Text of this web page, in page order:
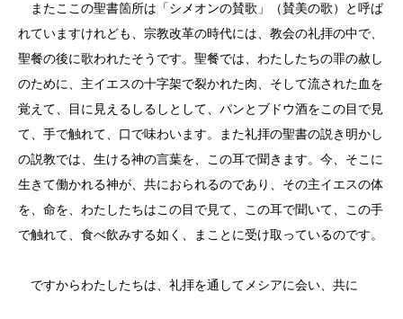
またここの聖書箇所は「シメオンの賛歌」（賛美の歌）と呼ば
れていますけれども、宗教改革の時代には、教会の礼拝の中で、
聖餐の後に歌われたそうです。聖餐では、わたしたちの罪の赦し
のために、主イエスの十字架で裂かれた肉、そして流された血を
覚えて、目に見えるしるしとして、パンとブドウ酒をこの目で見
て、手で触れて、口で味わいます。また礼拝の聖書の説き明かし
の説教では、生ける神の言葉を、この耳で聞きます。今、そこに
生きて働かれる神が、共におられるのであり、その主イエスの体
を、命を、わたしたちはこの目で見て、この耳で聞いて、この手
で触れて、食べ飲みする如く、まことに受け取っているのです。
ですからわたしたちは、礼拝を通してメシアに会い、共に